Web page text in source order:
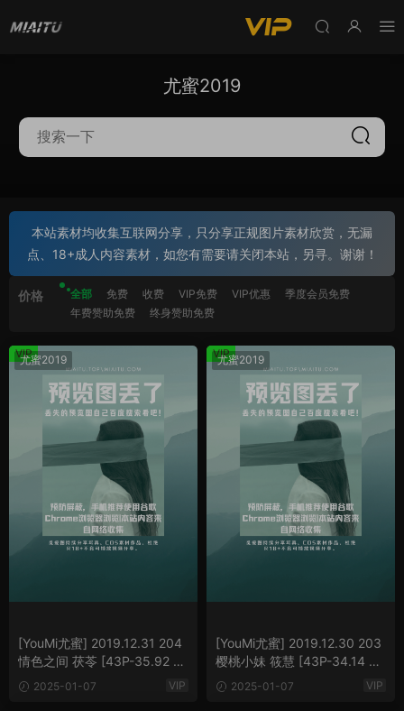
尤蜜2019
本站素材均收集互联网分享，只分享正规图片素材欣赏，无漏
点、18+成人内容素材，如您有需要请关闭本站，另寻。谢谢！
价格 全部 免费 收费 VIP免费 VIP优惠
季度会员免费
年费赞助免费
终身赞助免费
尤蜜2019
[YouMi尤蜜] 2019.12.31 204
情色之间 茯苓 [43P-35.92 M
B] 2025-01-07 VIP
VIP 尤蜜2019
[YouMi尤蜜] 2019.12.30 203
樱桃小妹 筱慧 [43P-34.14 M
B] 2025-01-07 VIP
VIP